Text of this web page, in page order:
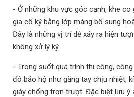
- Ở những khu vực góc cạnh, khe co
gia cố kỹ bằng lớp màng bổ sung
Đây là những vị trí dễ xảy ra hiện
không xử lý kỹ
- Trong suốt quá trình thi công,
đồ bảo hộ như găng tay chịu nhiệt,
giày chống trơn trượt. Đặc biệt lưu ý